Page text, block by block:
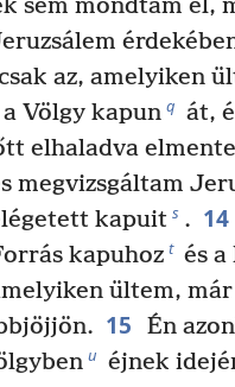
sem mondtam el,
az, amelyiken
Völgy kapun q át,
elhaladva
megvizsgáltam
kapuit s . 14
kapuhoz t és
ültem,
15
Én
u éjnek